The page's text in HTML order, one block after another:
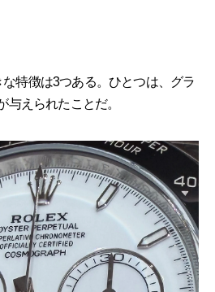
特徴は3つある。ひとつは、グラ
与えられたことだ。